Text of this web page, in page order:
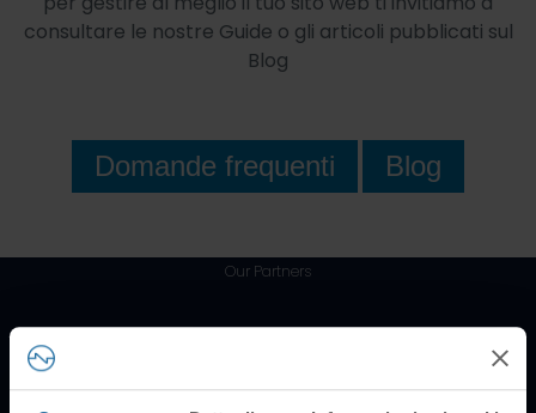
consultare le nostre Guide o gli articoli pubblicati sul
Blog
Domande frequenti Blog
Our Partners